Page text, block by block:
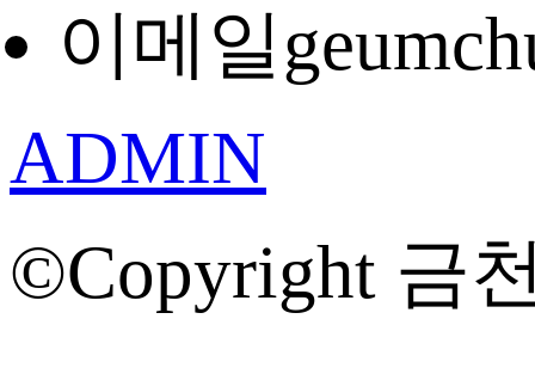
이메일
ADMIN
©Copyright 금